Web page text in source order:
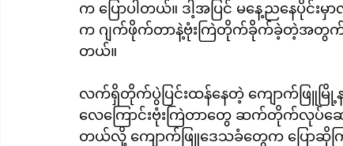
က ပြောပါတယ်။ ဒါ့အပြင် မနေ့ညနေပိုင်း
က ဂျက်ဖိုက်တာနဲ့ဗုံးကြဲတိုက်ခိုက်ခဲ့တဲ့အတွက် က
တယ်။
လက်ရှိတိုက်ပွဲပြင်းထန်နေတဲ့ ကျောက်ဖြူမြို့န
လေကြောင်းဗုံးကြဲတာတွေ ဆက်တိုက်လုပ်ဆော
တယ်လို့ ကျောက်ဖြူဒေသခံတွေက ပြောဆိုက